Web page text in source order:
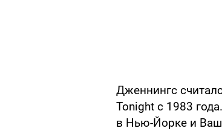
Дженнингс
Tonight с 1983
в Нью-Йорке и